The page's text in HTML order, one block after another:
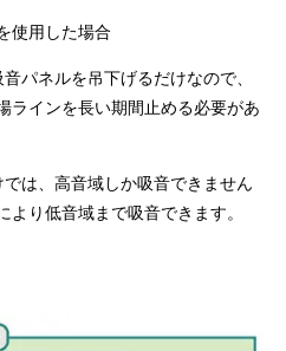
使用した場合
パネルを吊下げるだけなので、
ラインを長い期間止める必要があ
は、高音域しか吸音できません
り低音域まで吸音できます。